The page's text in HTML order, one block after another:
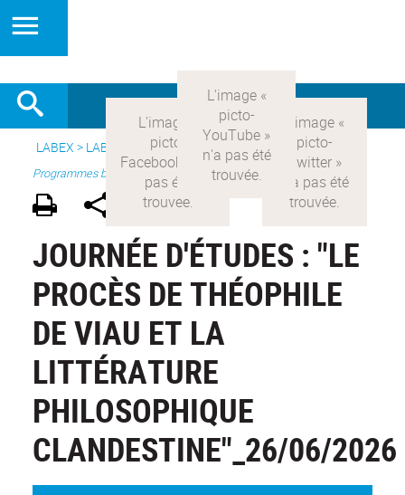
LABEX > LABEX COMOD> Version française > Recherche >
Programmes blanc
JOURNÉE D'ÉTUDES : "LE
PROCÈS DE THÉOPHILE
DE VIAU ET LA
LITTÉRATURE
PHILOSOPHIQUE
CLANDESTINE"_26/06/2026